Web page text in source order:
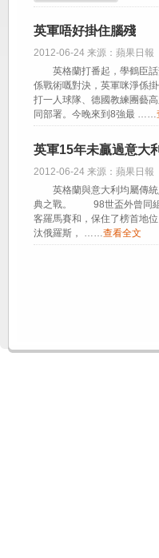
英軍唔好掛住腦殘
2012-06-24 来源：蘋果日報
英格蘭打番起，學鶴臣話
係戰術嘅對決，英軍咪淨係
打一人球隊、德國教練團藝
同部署。今晚來到8強最 ……
英軍15年未贏過意大
2012-06-24 来源：蘋果日報
英格蘭與意大利均屬傳統
典之戰。 98世盃外曾同組
客羅馬賽和，保住了榜首地
汰俄羅斯， ……查看全文